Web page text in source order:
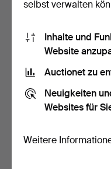
Prismenbehang,
selbst verwalten
Inhalte und
Website
Auctionet zu
Neuigkeiten
Websites für
Weitere